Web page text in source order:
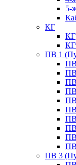
5-
КГ
КГ
ПВ 1
ПВ 3